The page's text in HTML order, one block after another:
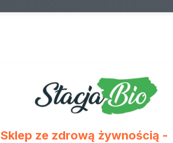
Sklep ze zdrową żywnością -